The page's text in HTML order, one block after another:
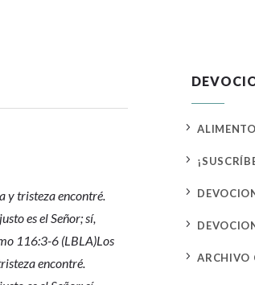
y tristeza encontré.
es el Señor; sí,
116:3-6 (LBLA)Los
encontré.
5
5
5
5
5 ARCHIVO